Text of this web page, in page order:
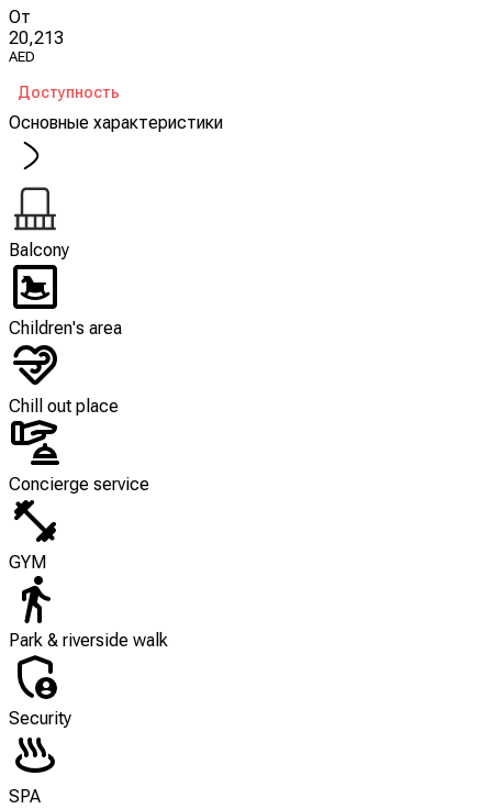
От
20,213
AED
Доступность
Основные характеристики
Balcony
Children's area
Chill out place
Concierge service
GYM
Park & riverside walk
Security
SPA